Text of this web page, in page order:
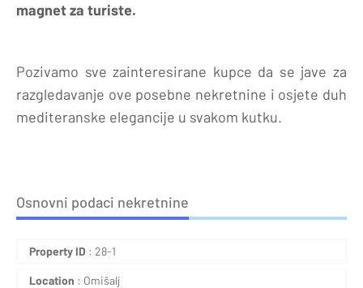
magnet za turiste.
Pozivamo sve zainteresirane kupce da se jave za
razgledavanje ove posebne nekretnine i osjete duh
mediteranske elegancije u svakom kutku.
Osnovni podaci nekretnine
Property ID : 28-1
Location : Omišalj